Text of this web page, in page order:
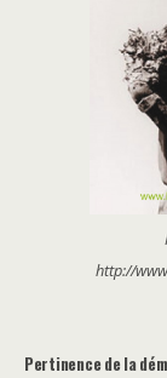
http://
Pertinence de la